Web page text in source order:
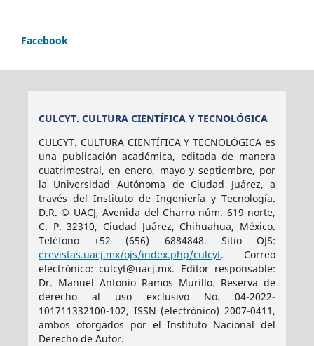
Facebook
CULCYT. CULTURA CIENTÍFICA Y TECNOLÓGICA
CULCYT. CULTURA CIENTÍFICA Y TECNOLÓGICA es
una publicación académica, editada de manera
cuatrimestral, en enero, mayo y septiembre, por
la Universidad Autónoma de Ciudad Juárez, a
través del Instituto de Ingeniería y Tecnología.
D.R. © UACJ, Avenida del Charro núm. 619 norte,
C. P. 32310, Ciudad Juárez, Chihuahua, México.
Teléfono +52 (656) 6884848. Sitio OJS:
erevistas.uacj.mx/ojs/index.php/culcyt. Correo
electrónico: culcyt@uacj.mx. Editor responsable:
Dr. Manuel Antonio Ramos Murillo. Reserva de
derecho al uso exclusivo No. 04-2022-
101711332100-102, ISSN (electrónico) 2007-0411,
ambos otorgados por el Instituto Nacional del
Derecho de Autor.